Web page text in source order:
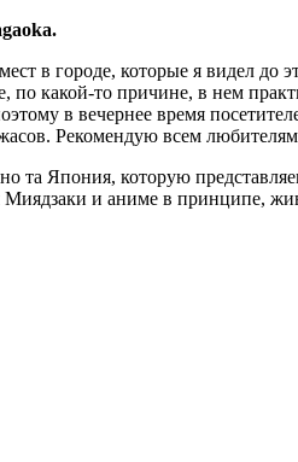
в городе, которые я видел до
по какой-то причине, в нем
в вечернее время
Рекомендую всем
та Япония, которую
и аниме в принципе,